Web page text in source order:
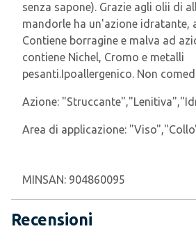
senza sapone). Grazie agli olii di
mandorle ha un'azione idratante,
Contiene borragine e malva ad
contiene Nichel, Cromo e metalli
pesanti.Ipoallergenico. Non
Azione:
Area di applicazione:
MINSAN: 904860095
Recensioni